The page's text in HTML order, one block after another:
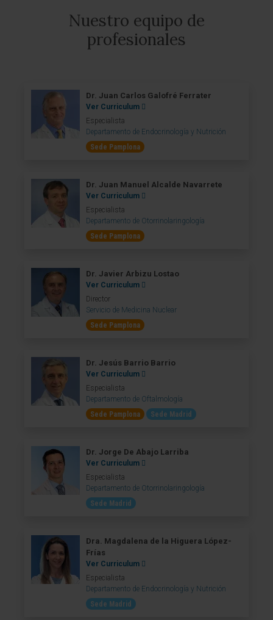
Nuestro equipo de
profesionales
Dr. Juan Carlos Galofré Ferrater
Ver Curriculum
Especialista
Departamento de Endocrinología y Nutrición
Sede Pamplona
Dr. Juan Manuel Alcalde Navarrete
Ver Curriculum
Especialista
Departamento de Otorrinolaringología
Sede Pamplona
Dr. Javier Arbizu Lostao
Ver Curriculum
Director
Servicio de Medicina Nuclear
Sede Pamplona
Dr. Jesús Barrio Barrio
Ver Curriculum
Especialista
Departamento de Oftalmología
Sede Pamplona
Sede Madrid
Dr. Jorge De Abajo Larriba
Ver Curriculum
Especialista
Departamento de Otorrinolaringología
Sede Madrid
Dra. Magdalena de la Higuera López-
Frías
Ver Curriculum
Especialista
Departamento de Endocrinología y Nutrición
Sede Madrid